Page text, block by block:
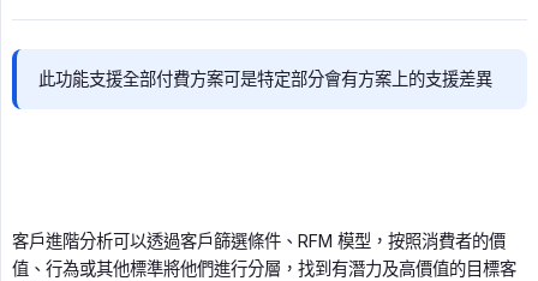
此功能支援全部付費方案可是特定部分會有方案上的支援差異
客戶進階分析可以透過客戶篩選條件、RFM 模型，按照消費者的價
值、行為或其他標準將他們進行分層，找到有潛力及高價值的目標客